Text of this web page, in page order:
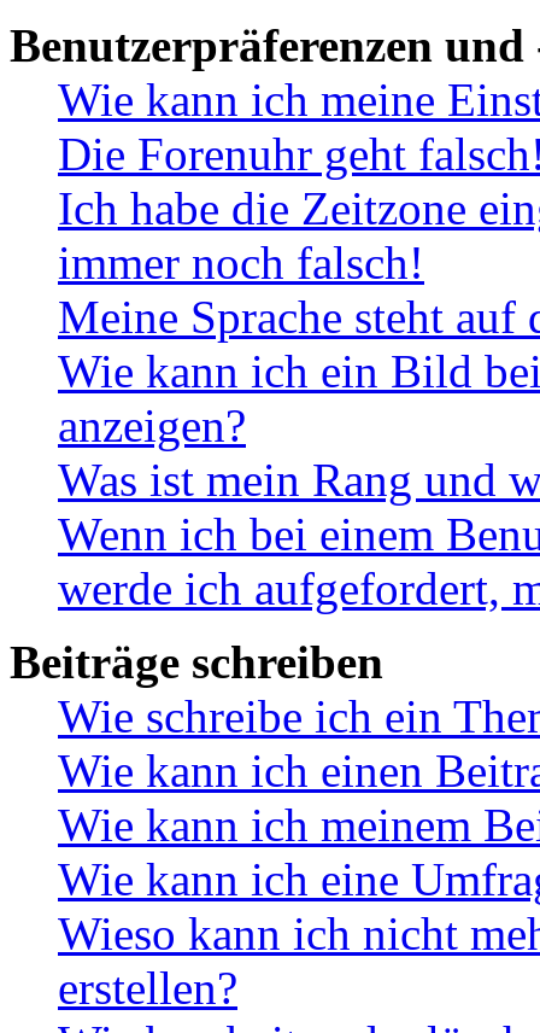
Benutzerpräferenzen und
Wie kann ich meine
Die Forenuhr geht
Ich habe die Zeitzone
immer noch falsch!
Meine Sprache steht
Wie kann ich ein Bild
anzeigen?
Was ist mein Rang und
Wenn ich bei einem
werde ich aufgefordert,
Beiträge schreiben
Wie schreibe ich ein
Wie kann ich einen
Wie kann ich meinem
Wie kann ich eine
Wieso kann ich nicht
erstellen?